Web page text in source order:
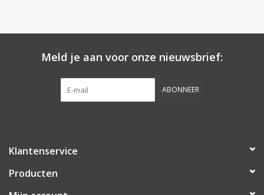
Meld je aan voor onze nieuwsbrief:
ABONNEER
Klantenservice
Producten